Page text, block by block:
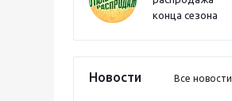
конца сезона
Новости Все новости